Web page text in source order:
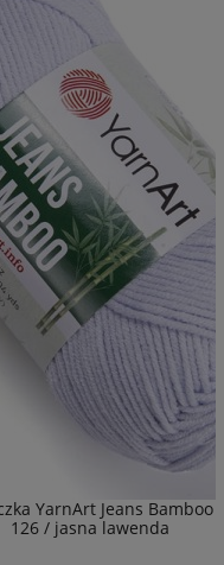
YarnArt Jeans Bamboo
126 / jasna lawenda